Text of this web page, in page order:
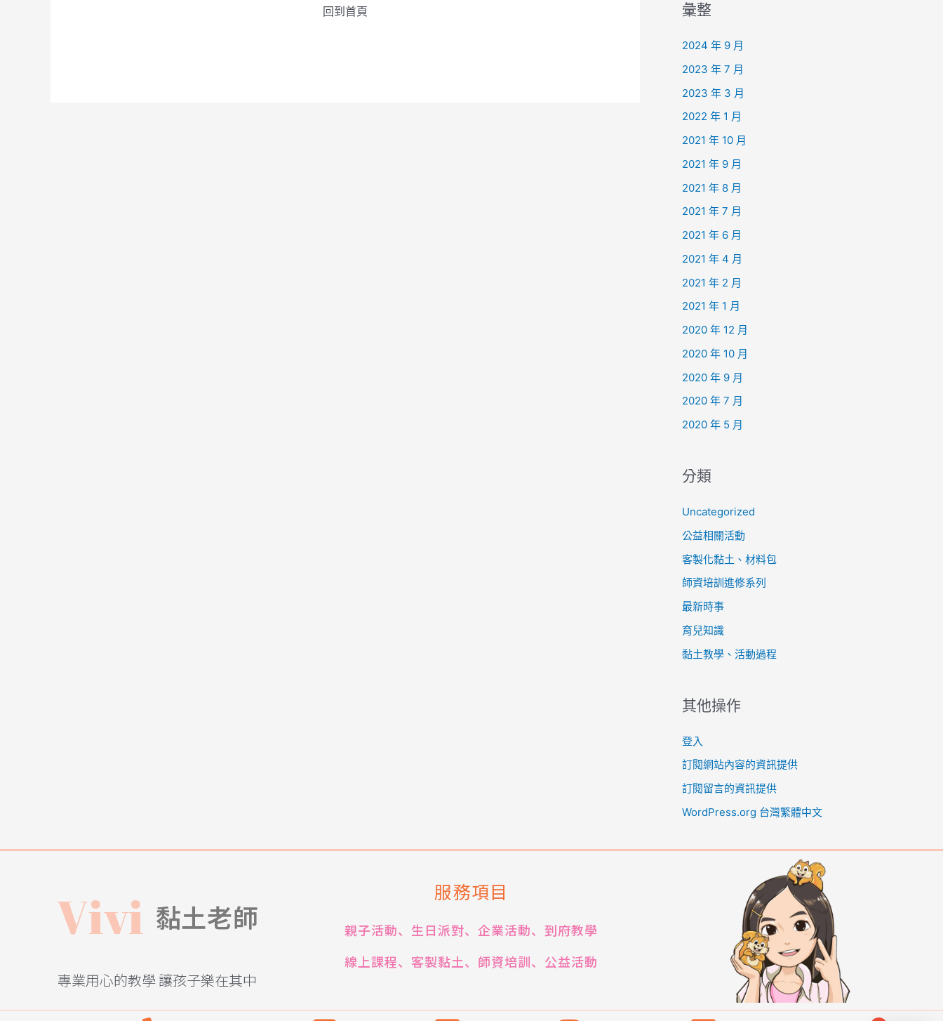
回到首頁 彙整
2024 年 9 月
2023 年 7 月
2023 年 3 月
2022 年 1 月
2021 年 10 月
2021 年 9 月
2021 年 8 月
2021 年 7 月
2021 年 6 月
2021 年 4 月
2021 年 2 月
2021 年 1 月
2020 年 12 月
2020 年 10 月
2020 年 9 月
2020 年 7 月
2020 年 5 月
分類
Uncategorized
公益相關活動
客製化黏土、材料包
師資培訓進修系列
最新時事
育兒知識
黏土教學、活動過程
其他操作
登入
訂閱網站內容的資訊提供
訂閱留言的資訊提供
WordPress.org 台灣繁體中文
Vivi 黏土老師
專業用心的教學 讓孩子樂在其中
服務項目
親子活動、生日派對、企業活動、到府教學
線上課程、客製黏土、師資培訓、公益活動